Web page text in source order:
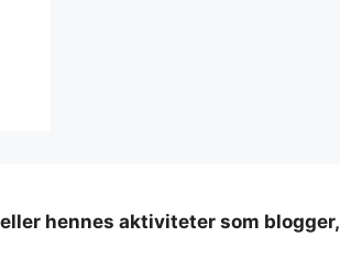
hennes aktiviteter som blogger,